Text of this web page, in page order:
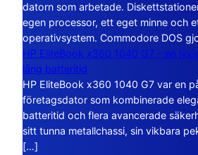
datorn som arbetade.
egen processor, ett eget minne och
operativsystem. Commodore DOS
HP EliteBook x360 1040 G7 – en
lång batteritid
HP EliteBook x360 1040 G7 var en
företagsdator som kombinerade
batteritid och flera avancerade
sitt tunna metallchassi, sin vikbara
[…]